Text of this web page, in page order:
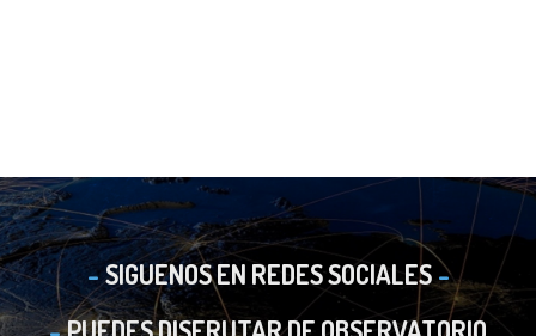
SIGUENOS EN REDES SOCIALES